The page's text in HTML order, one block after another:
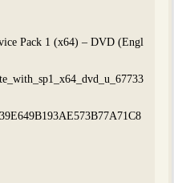
Pack 1 (x64) – DVD (Engl